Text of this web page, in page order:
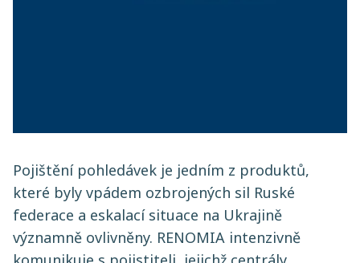
Pojištění pohledávek je jedním z produktů,
které byly vpádem ozbrojených sil Ruské
federace a eskalací situace na Ukrajině
významně ovlivněny. RENOMIA intenzivně